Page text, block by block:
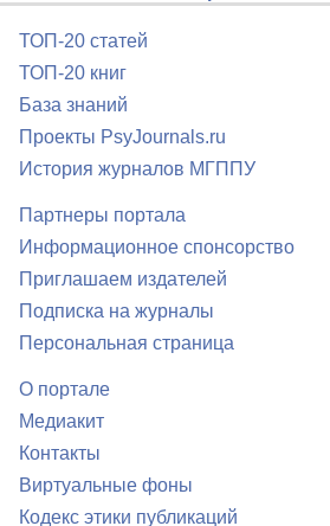
ТОП-20 статей
ТОП-20 книг
База знаний
Проекты PsyJournals.ru
История журналов МГППУ
Партнеры портала
Информационное спонсорство
Приглашаем издателей
Подписка на журналы
Персональная страница
О портале
Медиакит
Контакты
Виртуальные фоны
Кодекс этики публикаций